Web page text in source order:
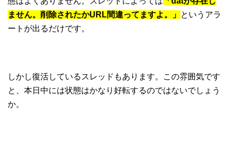
ません。削除されたかURL間違ってますよ。」 というアラ
ートが出るだけです。
しかし復活しているスレッドもあります。この雰囲気です
と、本日中には状態はかなり好転するのではないでしょう
か。